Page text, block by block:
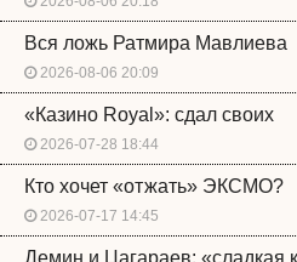
Вся ложь Ратмира Мавлиева
2026-08-06 20:09
«Казино Royal»: сдал своих
2026-07-28 18:44
Кто хочет «отжать» ЭКСМО?
2026-07-17 14:45
Демин и Цагараев: «сладкая